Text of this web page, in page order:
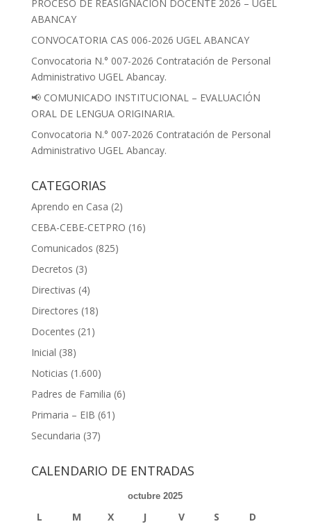
PROCESO DE REASIGNACION DOCENTE 2026 – UGEL
ABANCAY
CONVOCATORIA CAS 006-2026 UGEL ABANCAY
Convocatoria N.° 007-2026 Contratación de Personal
Administrativo UGEL Abancay.
📢 COMUNICADO INSTITUCIONAL – EVALUACIÓN
ORAL DE LENGUA ORIGINARIA.
Convocatoria N.° 007-2026 Contratación de Personal
Administrativo UGEL Abancay.
CATEGORIAS
Aprendo en Casa (2)
CEBA-CEBE-CETPRO (16)
Comunicados (825)
Decretos (3)
Directivas (4)
Directores (18)
Docentes (21)
Inicial (38)
Noticias (1.600)
Padres de Familia (6)
Primaria – EIB (61)
Secundaria (37)
CALENDARIO DE ENTRADAS
octubre 2025
L M X J V S D